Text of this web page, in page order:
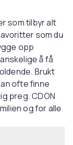
som tilbyr alt
som du
opp
å få
Brukt
ofte finne
preg. CDON
og for alle